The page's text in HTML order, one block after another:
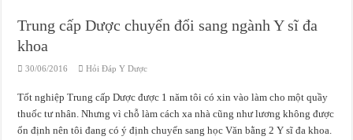
Trung cấp Dược chuyển đổi sang ngành Y sĩ đa
khoa
30/06/2016 Hỏi Đáp Y Dược
Tốt nghiệp Trung cấp Dược được 1 năm tôi có xin vào làm cho một quầy
thuốc tư nhân. Nhưng vì chỗ làm cách xa nhà cũng như lương không được
ổn định nên tôi đang có ý định chuyển sang học Văn bằng 2 Y sĩ đa khoa.